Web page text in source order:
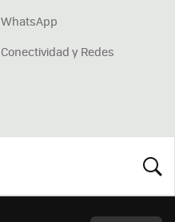
WhatsApp
Conectividad y Redes